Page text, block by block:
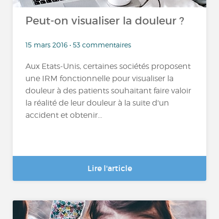
Peut-on visualiser la douleur ?
15 mars 2016 • 53 commentaires
Aux Etats-Unis, certaines sociétés proposent
une IRM fonctionnelle pour visualiser la
douleur à des patients souhaitant faire valoir
la réalité de leur douleur à la suite d'un
accident et obtenir...
Lire l'article